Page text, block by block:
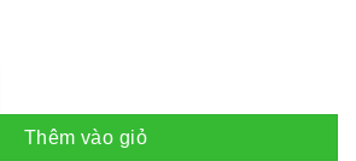
(miếng 100gr) số lượng
Thêm vào giỏ